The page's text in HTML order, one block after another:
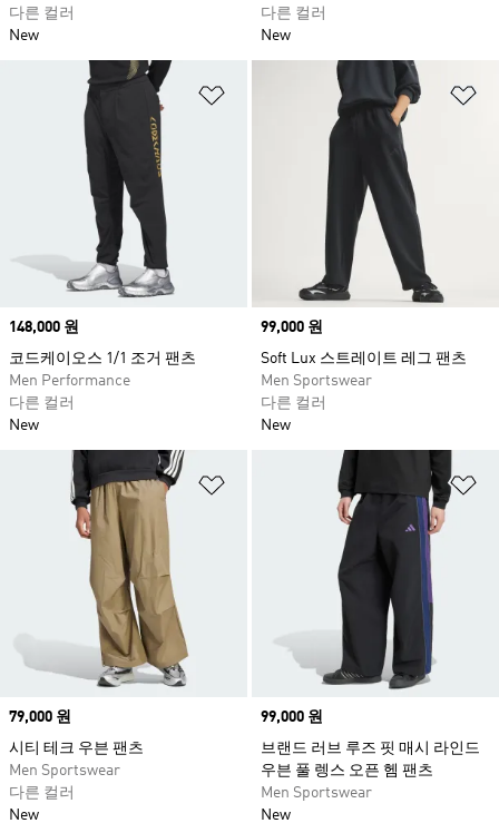
다른 컬러
New
다른 컬러
New
위시리스트 담기
Price
148,000 원
코드케이오스 1/1 조거 팬츠
Men Performance
다른 컬러
New
Price
99,000 원
Soft Lux 스트레이트 레그 팬츠
Men Sportswear
다른 컬러
New
위시리스트 담기
Price
79,000 원
시티 테크 우븐 팬츠
Men Sportswear
다른 컬러
New
Price
99,000 원
브랜드 러브 루즈 핏 매시 라인드
우븐 풀 렝스 오픈 헴 팬츠
Men Sportswear
New